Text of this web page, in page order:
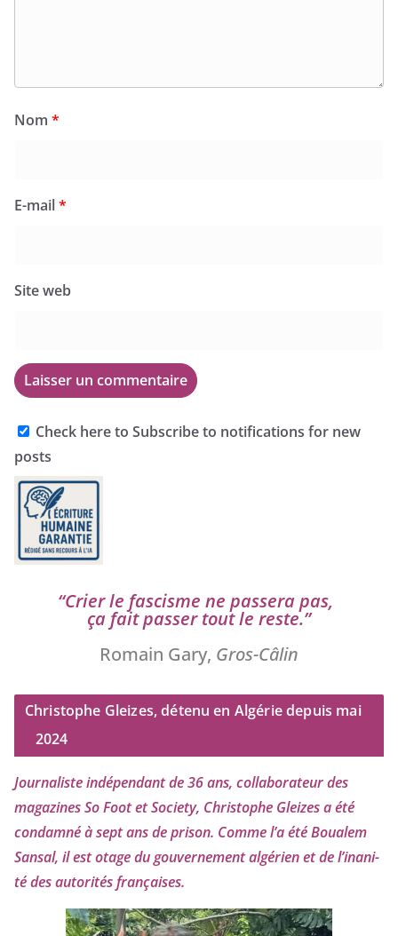
Nom *
E-mail*
Site web
Check here to Subscribe to notifications for new
posts
“Crier le fas­cisme ne pas­se­ra pas,
ça fait pas­ser tout le reste.”
Romain Gary, Gros-Câlin
Christophe Gleizes, détenu en Algérie depuis mai
2024
Journaliste indé­pen­dant de36ans, col­la­bo­ra­teur des
maga­zines So Foot et Society, Christophe Gleizesa été
condam­né à sept ans de pri­son. Comme l’a été Boualem
Sansal, il est otage du gou­ver­ne­ment algé­rien et de l’i­na­ni­
té des auto­ri­tés françaises.